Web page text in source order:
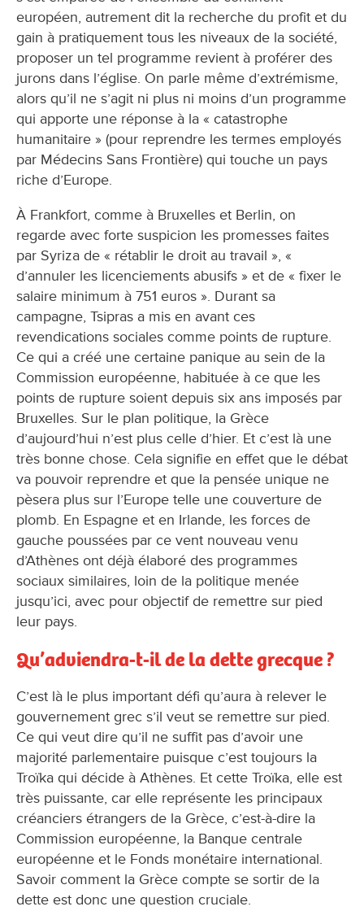
européen, autrement dit la recherche du profit et du
gain à pratiquement tous les niveaux de la société,
proposer un tel programme revient à proférer des
jurons dans l’église. On parle même d’extrémisme,
alors qu’il ne s’agit ni plus ni moins d’un programme
qui apporte une réponse à la « catastrophe
humanitaire » (pour reprendre les termes employés
par Médecins Sans Frontière) qui touche un pays
riche d’Europe.
À Frankfort, comme à Bruxelles et Berlin, on
regarde avec forte suspicion les promesses faites
par Syriza de « rétablir le droit au travail », «
d’annuler les licenciements abusifs » et de « fixer le
salaire minimum à 751 euros ». Durant sa
campagne, Tsipras a mis en avant ces
revendications sociales comme points de rupture.
Ce qui a créé une certaine panique au sein de la
Commission européenne, habituée à ce que les
points de rupture soient depuis six ans imposés par
Bruxelles. Sur le plan politique, la Grèce
d’aujourd’hui n’est plus celle d’hier. Et c’est là une
très bonne chose. Cela signifie en effet que le débat
va pouvoir reprendre et que la pensée unique ne
pèsera plus sur l’Europe telle une couverture de
plomb. En Espagne et en Irlande, les forces de
gauche poussées par ce vent nouveau venu
d’Athènes ont déjà élaboré des programmes
sociaux similaires, loin de la politique menée
jusqu’ici, avec pour objectif de remettre sur pied
leur pays.
Qu’adviendra-t-il de la dette grecque ?
C’est là le plus important défi qu’aura à relever le
gouvernement grec s’il veut se remettre sur pied.
Ce qui veut dire qu’il ne suffit pas d’avoir une
majorité parlementaire puisque c’est toujours la
Troïka qui décide à Athènes. Et cette Troïka, elle est
très puissante, car elle représente les principaux
créanciers étrangers de la Grèce, c’est-à-dire la
Commission européenne, la Banque centrale
européenne et le Fonds monétaire international.
Savoir comment la Grèce compte se sortir de la
dette est donc une question cruciale.